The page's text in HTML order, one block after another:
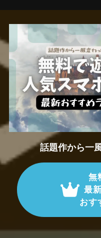
話題作から一
無
最
おす